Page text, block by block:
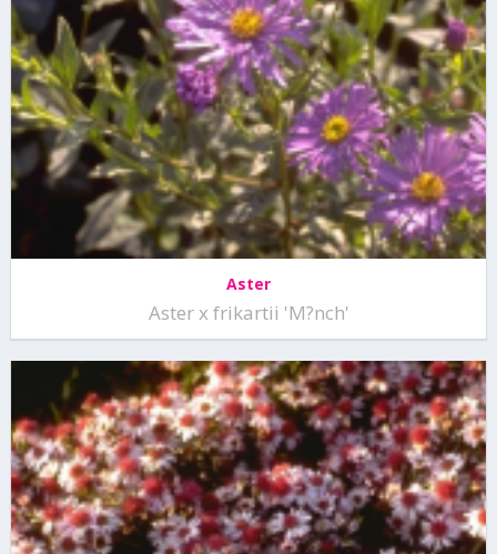
Aster
Aster x frikartii 'M?nch'